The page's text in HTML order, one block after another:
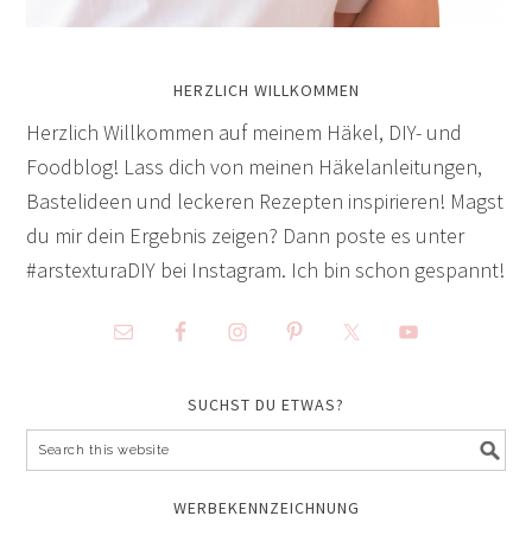
HERZLICH WILLKOMMEN
Herzlich Willkommen auf meinem Häkel, DIY- und
Foodblog! Lass dich von meinen Häkelanleitungen,
Bastelideen und leckeren Rezepten inspirieren! Magst
du mir dein Ergebnis zeigen? Dann poste es unter
#arstexturaDIY bei Instagram. Ich bin schon gespannt!
SUCHST DU ETWAS?
WERBEKENNZEICHNUNG